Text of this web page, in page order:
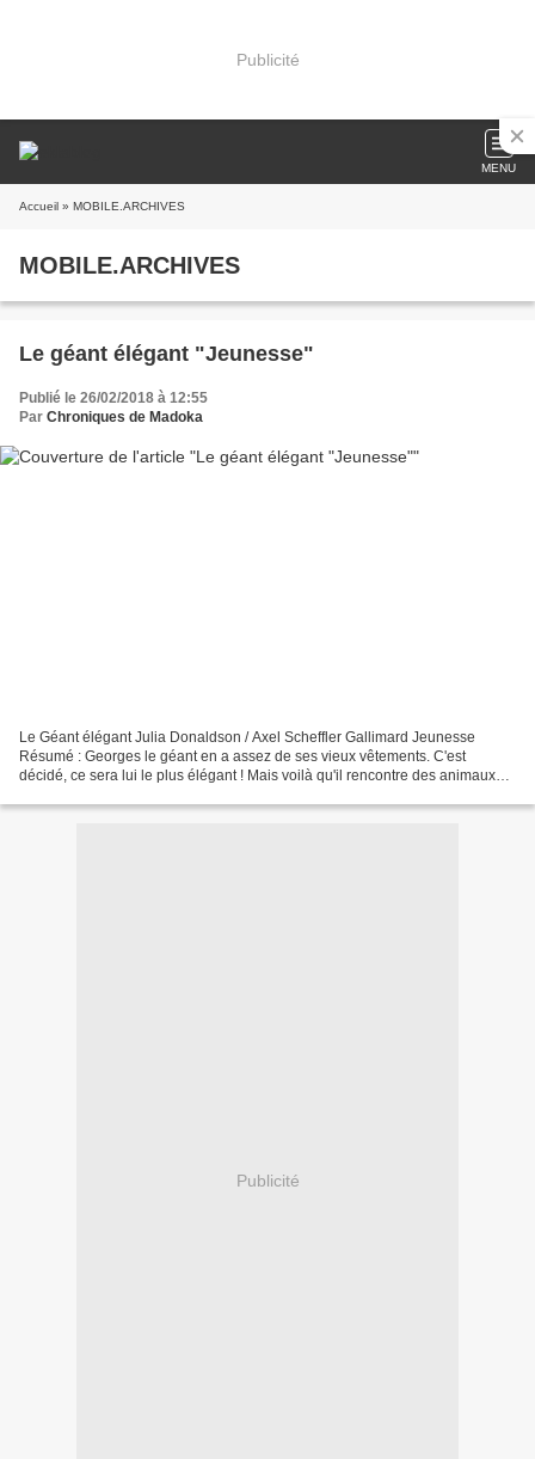
Publicité
MENU
Accueil » MOBILE.ARCHIVES
MOBILE.ARCHIVES
Le géant élégant "Jeunesse"
Publié le 26/02/2018 à 12:55
Par Chroniques de Madoka
Le Géant élégant Julia Donaldson / Axel Scheffler Gallimard Jeunesse
Résumé : Georges le géant en a assez de ses vieux vêtements. C'est
décidé, ce sera lui le plus élégant ! Mais voilà qu'il rencontre des animaux
Publicité